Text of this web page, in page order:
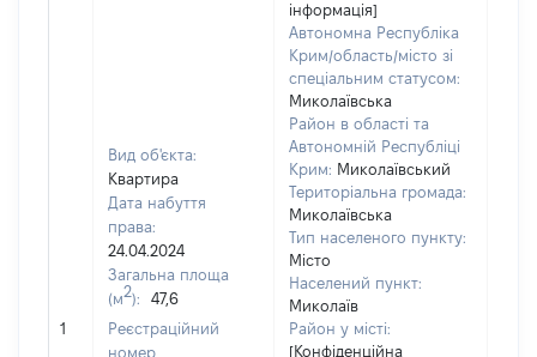
1
Вид об'єкта:
Квартира
Дата набуття
права:
24.04.2024
Загальна площа
(м2):
47,6
Реєстраційний
номер
інформація]
Автономна Республіка
Крим/область/місто зі
спеціальним статусом:
Миколаївська
Район в області та
Автономній Республіці
Крим: Миколаївський
Територіальна громада:
Миколаївська
Тип населеного пункту:
Місто
Населений пункт:
Миколаїв
Район у місті:
[Конфіденційна